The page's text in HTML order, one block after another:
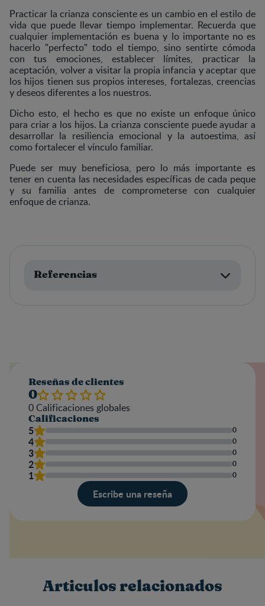
Practicar la crianza consciente es un cambio en el estilo de
vida que puede llevar tiempo implementar. Recuerda que
cualquier implementación es buena y lo importante no es
hacerlo "perfecto" todo el tiempo, sino sentirte cómoda
con tus emociones, establecer límites, practicar la
aceptación, volver a visitar la propia infancia y aceptar que
los hijos tienen sus propios intereses, fortalezas, creencias
y deseos diferentes a los nuestros.
Dicho esto, el hecho es que no existe un enfoque único
para criar a los hijos. La crianza consciente puede ayudar a
desarrollar la resiliencia emocional y la autoestima, así
como fortalecer el vínculo familiar.
Puede ser muy beneficiosa, pero lo más importante es
tener en cuenta las necesidades específicas de cada peque
y su familia antes de comprometerse con cualquier
enfoque de crianza.
Referencias
Reseñas de clientes
0
0 Calificaciones globales
Calificaciones
5 0
4 0
3 0
2 0
1 0
Escribe una reseña
Escribe una reseña
Articulos relacionados